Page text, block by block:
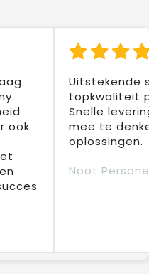
ook
Uitstekende
topkwaliteit
Snelle
mee te
oplossingen.
Noot